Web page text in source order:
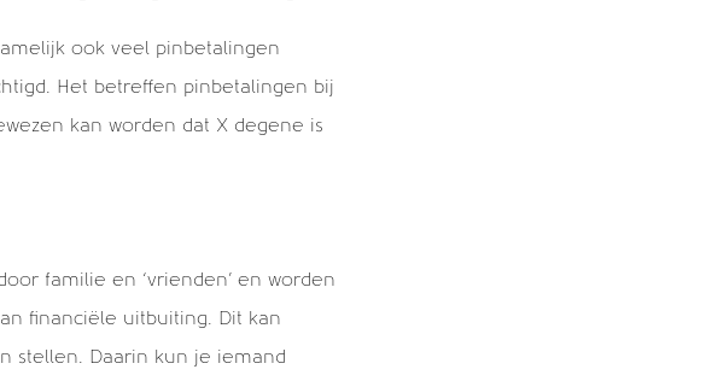
ook veel pinbetalingen
Het betreffen pinbetalingen bij
kan worden dat X degene is
familie en ‘vrienden’ en worden
financiële uitbuiting. Dit kan
stellen. Daarin kun je iemand